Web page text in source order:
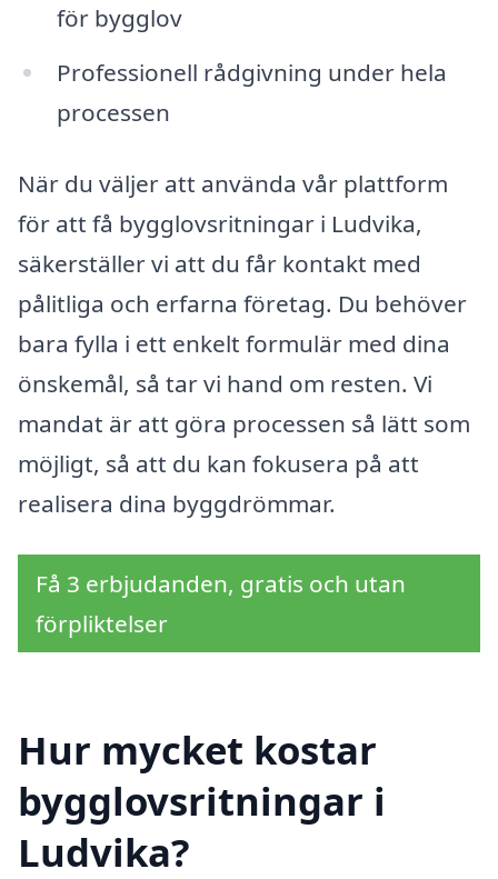
för bygglov
Professionell rådgivning under hela
processen
När du väljer att använda vår plattform
för att få bygglovsritningar i Ludvika,
säkerställer vi att du får kontakt med
pålitliga och erfarna företag. Du behöver
bara fylla i ett enkelt formulär med dina
önskemål, så tar vi hand om resten. Vi
mandat är att göra processen så lätt som
möjligt, så att du kan fokusera på att
realisera dina byggdrömmar.
Få 3 erbjudanden, gratis och utan
förpliktelser
Hur mycket kostar
bygglovsritningar i
Ludvika?